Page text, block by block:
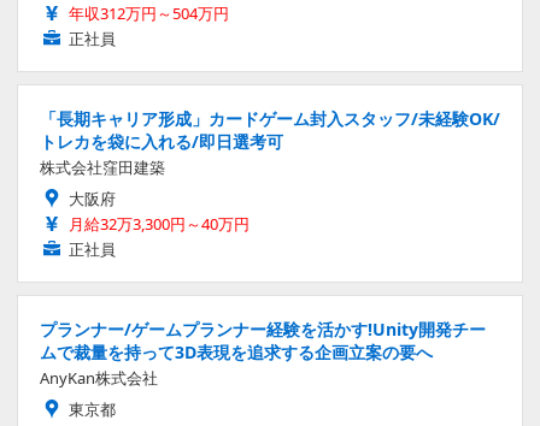
年収312万円～504万円
正社員
「長期キャリア形成」カードゲーム封入スタッフ/未経験OK/
トレカを袋に入れる/即日選考可
株式会社窪田建築
大阪府
月給32万3,300円～40万円
正社員
プランナー/ゲームプランナー経験を活かす!Unity開発チー
ムで裁量を持って3D表現を追求する企画立案の要へ
AnyKan株式会社
東京都